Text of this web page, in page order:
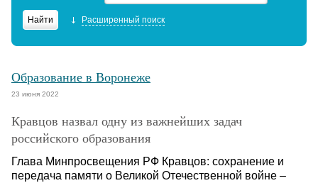
Образовательный кредит
Расширенный поиск
Образование в Воронеже
23 июня 2022
Кравцов назвал одну из важнейших задач
российского образования
Глава Минпросвещения РФ Кравцов: сохранение и
передача памяти о Великой Отечественной войне –